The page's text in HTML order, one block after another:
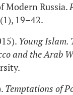
Modern Russia.
19–42.
Young Islam.
and the Arab
Temptations of